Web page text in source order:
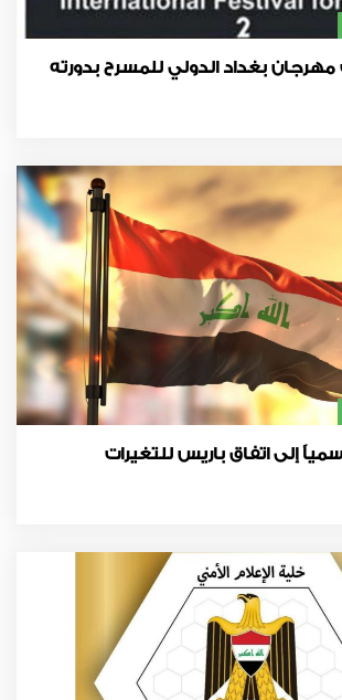
مهرجان بغداد الدولي للمسرح بدورته
إلى اتفاق باريس للتغيرات